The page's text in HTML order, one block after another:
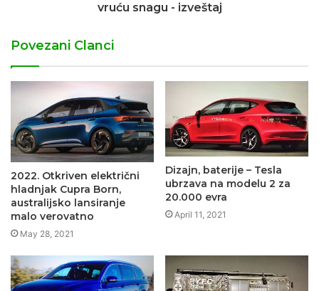
vruću snagu - izveštaj
Povezani Clanci
2022. Otkriven električni
hladnjak Cupra Born,
australijsko lansiranje
malo verovatno
May 28, 2021
Dizajn, baterije – Tesla
ubrzava na modelu 2 za
20.000 evra
April 11, 2021